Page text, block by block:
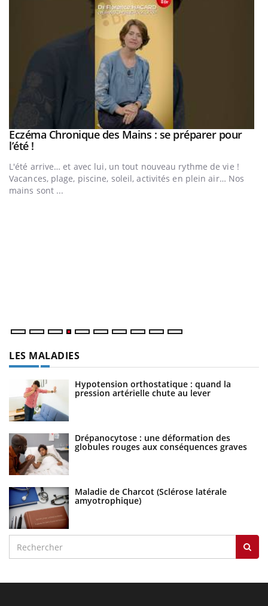
Youtube
Eczéma Chronique des Mains : se préparer pour
l’été !Youtube
L'été arrive… et avec lui, un tout nouveau rythme de vie !
Vacances, plage, piscine, soleil, activités en plein air… Nos
mains sont ...
LES MALADIES
Hypotension orthostatique : quand la
pression artérielle chute au lever
Drépanocytose : une déformation des
globules rouges aux conséquences graves
Maladie de Charcot (Sclérose latérale
amyotrophique)